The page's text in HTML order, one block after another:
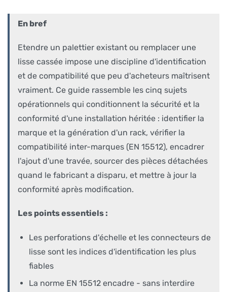
En bref
Etendre un palettier existant ou remplacer une
lisse cassée impose une discipline d'identification
et de compatibilité que peu d'acheteurs maîtrisent
vraiment. Ce guide rassemble les cinq sujets
opérationnels qui conditionnent la sécurité et la
conformité d'une installation héritée : identifier la
marque et la génération d'un rack, vérifier la
compatibilité inter-marques (EN 15512), encadrer
l'ajout d'une travée, sourcer des pièces détachées
quand le fabricant a disparu, et mettre à jour la
conformité après modification.
Les points essentiels :
Les perforations d'échelle et les connecteurs de
lisse sont les indices d'identification les plus
fiables
La norme EN 15512 encadre - sans interdire